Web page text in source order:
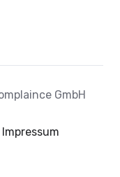
GmbH
Impressum